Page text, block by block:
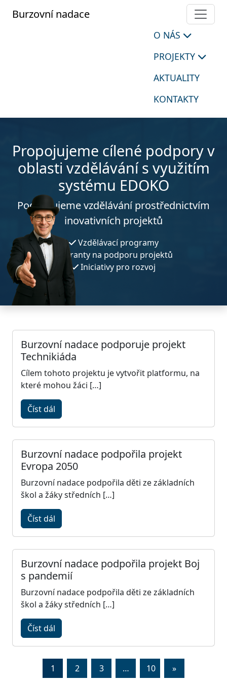
Burzovní nadace
O NÁS
PROJEKTY
AKTUALITY
KONTAKTY
Propojujeme cílené podpory v
oblasti vzdělávání s využitím
systému EDOKO
Podporujeme vzdělávání prostřednictvím
inovativních projektů
Vzdělávací programy
Granty na podporu projektů
Iniciativy pro rozvoj
Burzovní nadace podporuje projekt
Technikiáda
Cílem tohoto projektu je vytvořit platformu, na
které mohou žáci […]
Číst dál
Burzovní nadace podpořila projekt
Evropa 2050
Burzovní nadace podpořila děti ze základních
škol a žáky středních […]
Číst dál
Burzovní nadace podpořila projekt Boj
s pandemií
Burzovní nadace podpořila děti ze základních
škol a žáky středních […]
Číst dál
1 2 3 … 10 »